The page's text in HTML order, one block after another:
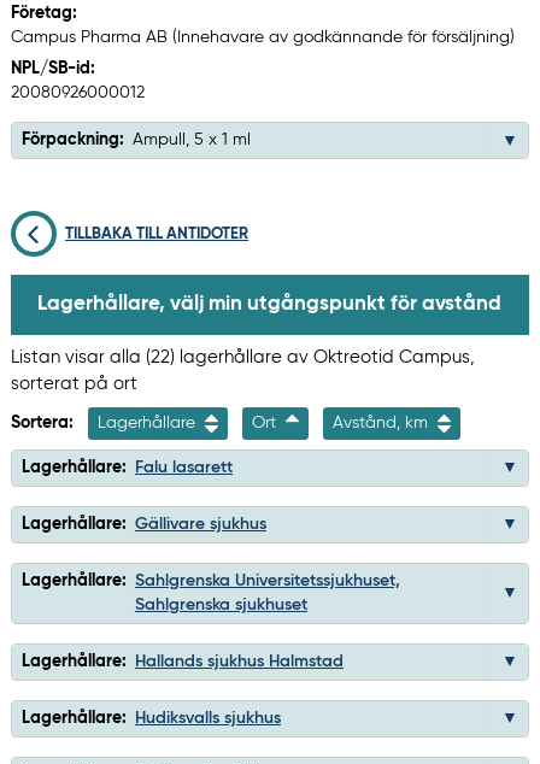
Företag:
Campus Pharma AB (Innehavare av godkännande för försäljning)
NPL/SB-id:
20080926000012
Förpackning: Ampull, 5 x 1 ml
TILLBAKA TILL ANTIDOTER
Lagerhållare, välj min utgångspunkt för avstånd
Listan visar alla (22) lagerhållare av Oktreotid Campus,
sorterat på ort
Sortera: Lagerhållare Ort Avstånd, km
Lagerhållare: Falu lasarett
Lagerhållare: Gällivare sjukhus
Lagerhållare: Sahlgrenska Universitetssjukhuset,
Sahlgrenska sjukhuset
Lagerhållare: Hallands sjukhus Halmstad
Lagerhållare: Hudiksvalls sjukhus